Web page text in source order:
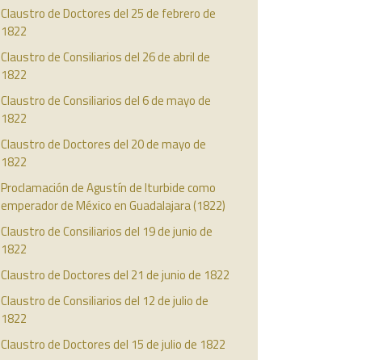
Claustro de Doctores del 25 de febrero de
1822
Claustro de Consiliarios del 26 de abril de
1822
Claustro de Consiliarios del 6 de mayo de
1822
Claustro de Doctores del 20 de mayo de
1822
Proclamación de Agustín de Iturbide como
emperador de México en Guadalajara (1822)
Claustro de Consiliarios del 19 de junio de
1822
Claustro de Doctores del 21 de junio de 1822
Claustro de Consiliarios del 12 de julio de
1822
Claustro de Doctores del 15 de julio de 1822